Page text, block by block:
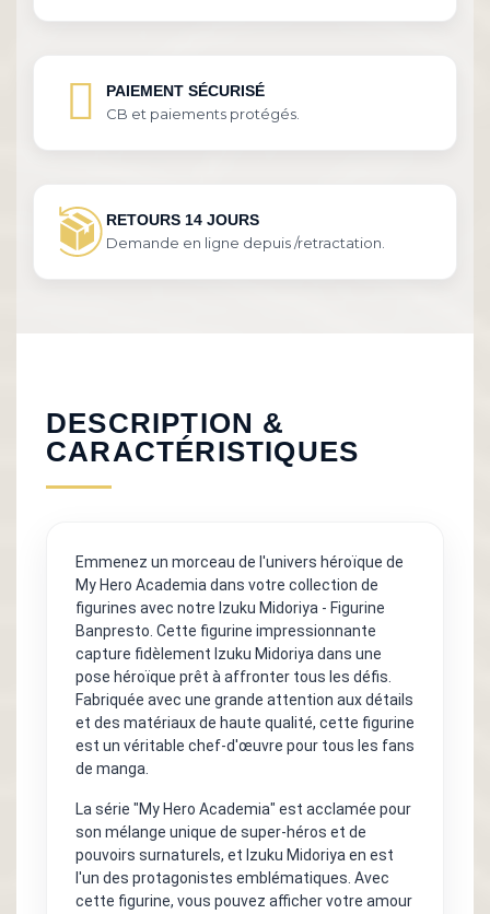
PAIEMENT SÉCURISÉ
CB et paiements protégés.
RETOURS 14 JOURS
Demande en ligne depuis /retractation.
DESCRIPTION &
CARACTÉRISTIQUES
Emmenez un morceau de l'univers héroïque de
My Hero Academia dans votre collection de
figurines avec notre Izuku Midoriya - Figurine
Banpresto. Cette figurine impressionnante
capture fidèlement Izuku Midoriya dans une
pose héroïque prêt à affronter tous les défis.
Fabriquée avec une grande attention aux détails
et des matériaux de haute qualité, cette figurine
est un véritable chef-d'œuvre pour tous les fans
de manga.
La série "My Hero Academia" est acclamée pour
son mélange unique de super-héros et de
pouvoirs surnaturels, et Izuku Midoriya en est
l'un des protagonistes emblématiques. Avec
cette figurine, vous pouvez afficher votre amour